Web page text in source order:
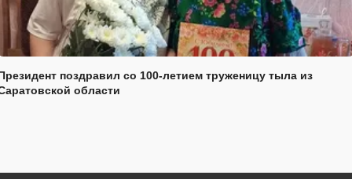
поздравил со 100-летием труженицу тыла из
области